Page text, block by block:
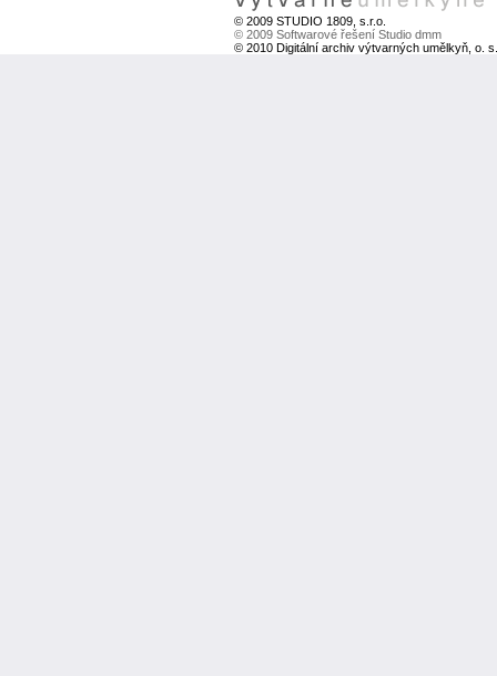
© 2009 STUDIO 1809, s.r.o.
© 2009 Softwarové řešení Studio dmm
© 2010 Digitální archiv výtvarných umělkyň, o. s.